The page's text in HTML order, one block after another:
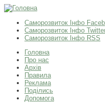
Саморозвиток Інфо
Саморозвиток Інфо
Саморозвиток Інфо RSS
Головна
Про нас
Архів
Правила
Реклама
Поділись
Допомога